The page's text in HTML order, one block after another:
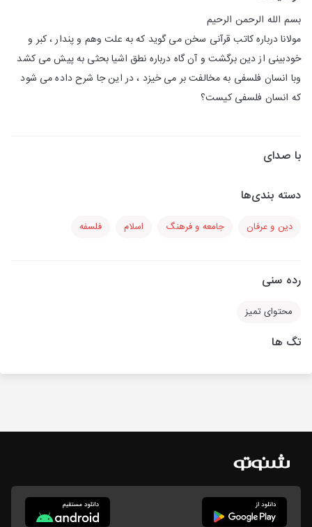
بسم الله الرحمن الرحیم
مولانا درباره کاتب قرآنی سخن می گوید که به علت وهم و پندار ، کبر و
خودبینی از دین برگشت و آن گاه درباره نطق اشیا بحثی به پیش می کشد
وبا انسان فلسفی به مخالفت بر می خیزد ، در این جا شرح داده می شود
که انسان فلسفی کیست؟
با صدای
دسته بندی‌ها
دین و عرفان جامعه و فرهنگ اسلام فلسفه
رده سنی
محتوای تمیز
تگ ها